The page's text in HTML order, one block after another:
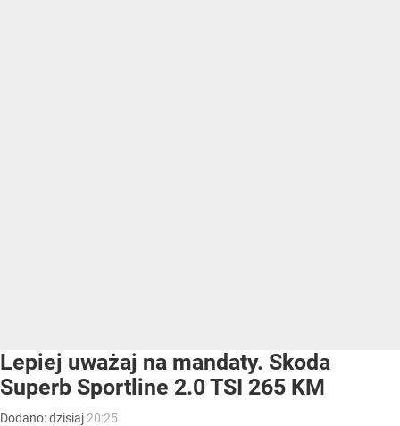
Lepiej uważaj na mandaty. Skoda
Superb Sportline 2.0 TSI 265 KM
Dodano:dzisiaj 20:25